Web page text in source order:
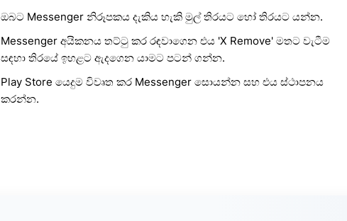
ඔබට Messenger නිරූපකය දැකිය හැකි මුල් තිරයට හෝ තිරයට යන්න.
Messenger අයිකනය තට්ටු කර රඳවාගෙන එය 'X Remove' මතට වැටීම
සඳහා තිරයේ ඉහළට ඇදගෙන යාමට පටන් ගන්න.
Play Store යෙදුම විවෘත කර Messenger සොයන්න සහ එය ස්ථාපනය
කරන්න.